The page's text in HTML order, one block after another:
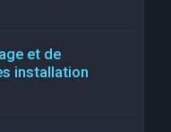
et de
installation